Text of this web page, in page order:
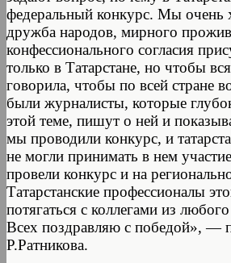
федеральный конкурс. Мы очень
дружба народов, мирного
конфессионального согласия
только в Татарстане, но чтобы
говорила, чтобы по всей стране
были журналисты, которые
этой теме, пишут о ней и
мы проводили конкурс, и
не могли принимать в нем
провели конкурс и на
Татарстанские профессионалы
потягаться с коллегами из
Всех поздравляю с победой», —
Р.Ратникова.